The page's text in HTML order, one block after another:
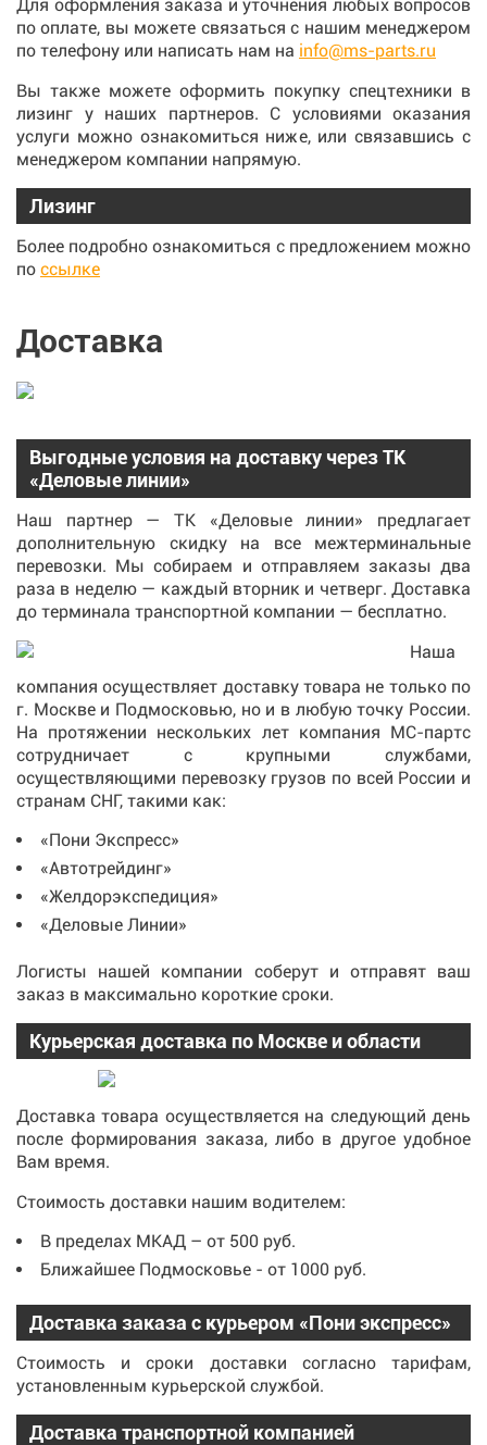
Для оформления заказа и уточнения любых вопросов
по оплате, вы можете связаться с нашим менеджером
по телефону или написать нам на info@ms-parts.ru
Вы также можете оформить покупку спецтехники в
лизинг у наших партнеров. С условиями оказания
услуги можно ознакомиться ниже, или связавшись с
менеджером компании напрямую.
Лизинг
Более подробно ознакомиться с предложением можно
по ссылке
Доставка
Выгодные условия на доставку через ТК
«Деловые линии»
Наш партнер — ТК «Деловые линии» предлагает
дополнительную скидку на все межтерминальные
перевозки. Мы собираем и отправляем заказы два
раза в неделю — каждый вторник и четверг. Доставка
до терминала транспортной компании — бесплатно.
Наша
компания осуществляет доставку товара не только по
г. Москве и Подмосковью, но и в любую точку России.
На протяжении нескольких лет компания МС-партс
сотрудничает с крупными службами,
осуществляющими перевозку грузов по всей России и
странам СНГ, такими как:
«Пони Экспресс»
«Автотрейдинг»
«Желдорэкспедиция»
«Деловые Линии»
Логисты нашей компании соберут и отправят ваш
заказ в максимально короткие сроки.
Курьерская доставка по Москве и области
Доставка товара осуществляется на следующий день
после формирования заказа, либо в другое удобное
Вам время.
Стоимость доставки нашим водителем:
В пределах МКАД – от 500 руб.
Ближайшее Подмосковье - от 1000 руб.
Доставка заказа с курьером «Пони экспресс»
Стоимость и сроки доставки согласно тарифам,
установленным курьерской службой.
Доставка транспортной компанией